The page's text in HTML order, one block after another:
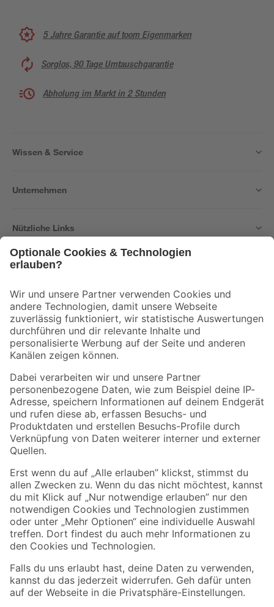
5 Jahre Garantie auf toom Eigenmarken
Sorglos, 90 Tage Umtauschgarantie
Abholung im Markt in 2 Stunden
Wissen & Service
Unternehmen
Nützliche Links
Der toom Newsletter: Keine Angebote und Aktionen mehr verpassen!
Zur Newsletter Anmeldung
Folge uns
Zahlungsarten Versandarten
Sicher einkaufen
Jetzt die toom-App herunterladen
Alle Preisangaben in EUR inkl. gesetzl. MwSt.. Die dargestellten Angebote sind unter
Umständen nicht in allen Märkten verfügbar. Die angegebenen Verfügbarkeiten beziehen